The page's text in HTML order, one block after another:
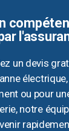
un devis
ou pour
notre